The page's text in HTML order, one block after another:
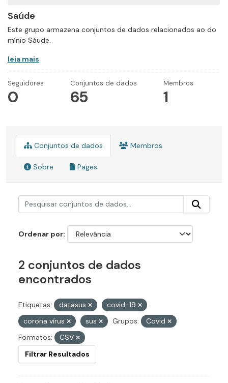
Saúde
Este grupo armazena conjuntos de dados relacionados ao do
mínio Sáude.
leia mais
Seguidores
0
Conjuntos de dados
65
Membros
1
Conjuntos de dados Membros
Sobre Pages
Ordenar por
2 conjuntos de dados
encontrados
Etiquetas: datasus
covid-19
corona vírus
sus Grupos:
Covid
Formatos:
CSV
Filtrar Resultados